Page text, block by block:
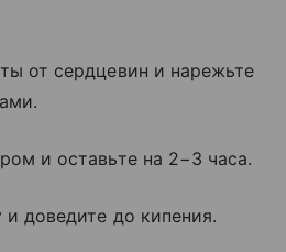
от сердцевин и нарежьте
и оставьте на 2−3 часа.
доведите до кипения.